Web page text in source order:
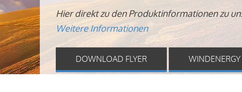
Hier direkt zu den Produktinformationen zu
Weitere Informationen
DOWNLOAD FLYER